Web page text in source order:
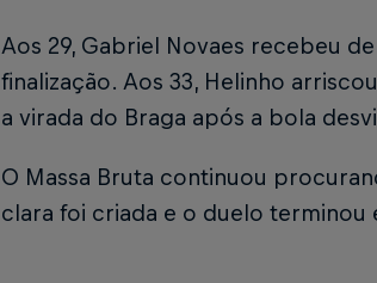
Aos 29, Gabriel Novaes recebeu
finalização. Aos 33, Helinho
a virada do Braga após a bola
O Massa Bruta continuou
clara foi criada e o duelo terminou